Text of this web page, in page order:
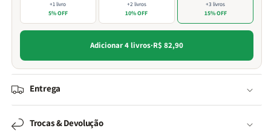
+1 livro
5% OFF
+2 livros
10% OFF
+3 livros
15% OFF
Adicionar 4 livros·R$ 82,90
Entrega
Trocas & Devolução